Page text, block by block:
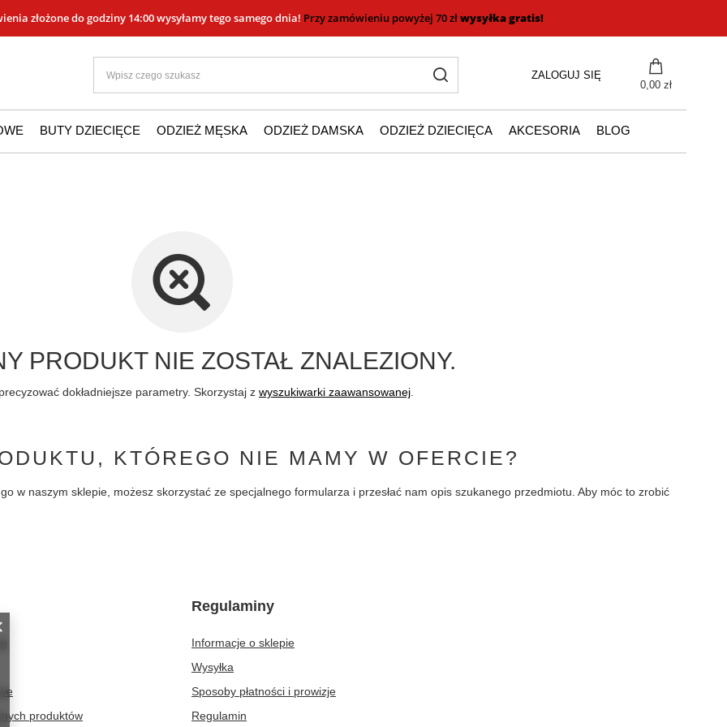
złożone do godziny 14:00 wysyłamy tego samego dnia! Przy zamówieniu powyżej 70 złwysyłka gratis!
ZALOGUJ SIĘ
0,00 zł
BUTY DZIECIĘCE ODZIEŻ MĘSKA ODZIEŻ DAMSKA ODZIEŻ DZIECIĘCA AKCESORIA BLOG
PRODUKT NIE ZOSTAŁ ZNALEZIONY.
dokładniejsze parametry. Skorzystaj z wyszukiwarki zaawansowanej
KTÓREGO NIE MAMY W OFERCIE?
w naszym sklepie, możesz skorzystać ze specjalnego formularza i przesłać nam opis szukanego przedmiotu. Aby móc to zrobić
produktów
Regulaminy
Informacje o sklepie
Wysyłka
Sposoby płatności i prowizje
Regulamin